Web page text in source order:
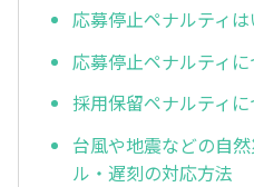
応募停止ペナルティ
応募停止ペナルティに
採用保留ペナルティに
台風や地震などの自
ル・遅刻の対応方法